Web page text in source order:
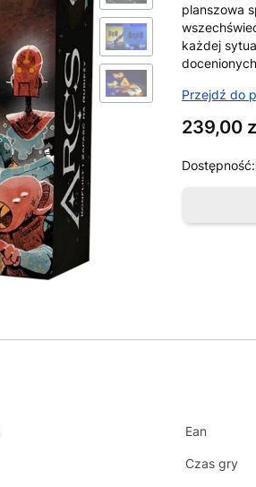
planszowa
każdej
Przejdź do
Cena
239,00
Dostępność:
Ean
Czas gry